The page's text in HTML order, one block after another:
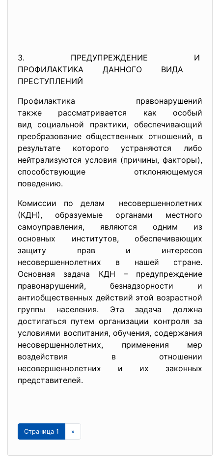
3. ПРЕДУПРЕЖДЕНИЕ И
ПРОФИЛАКТИКА ДАННОГО ВИДА
ПРЕСТУПЛЕНИЙ
Профилактика правонарушений
также рассматривается как особый
вид социальной практики, обеспечивающий
преобразование общественных отношений, в
результате которого устраняются либо
нейтрализуются условия (причины, факторы),
способствующие отклоняющемуся
поведению.
Комиссии по делам несовершеннолетних
(КДН), образуемые органами местного
самоуправления, являются одним из
основных институтов, обеспечивающих
защиту прав и интересов
несовершеннолетних в нашей стране.
Основная задача КДН – предупреждение
правонарушений, безнадзорности и
антиобщественных действий этой возрастной
группы населения. Эта задача должна
достигаться путем организации контроля за
условиями воспитания, обучения, содержания
несовершеннолетних, применения мер
воздействия в отношении
несовершеннолетних и их законных
представителей.
Страница 1 »